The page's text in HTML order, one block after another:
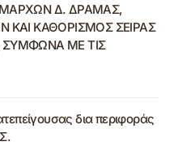
Δ. ΔΡΑΜΑΣ,
ΚΑΙ ΚΑΘΟΡΙΣΜΟΣ ΣΕΙΡΑΣ
ΜΕ ΤΙΣ
δια περιφοράς